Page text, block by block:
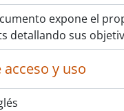
expone el
detallando sus
y uso